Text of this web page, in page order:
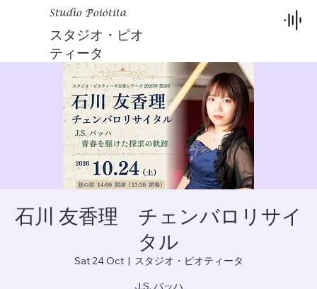
Studio Poiótita
スタジオ・ピオ
ティータ
石川 友香理 チェンバロリサイ
タル
Sat 24 Oct
  |
スタジオ・ピオティータ
J.S. バッハ